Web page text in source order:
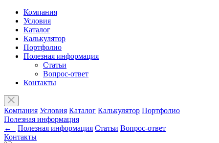
Компания
Условия
Каталог
Калькулятор
Портфолио
Полезная информация
Статьи
Вопрос-ответ
Контакты
Компания Условия Каталог Калькулятор Портфолио
Полезная информация
←
Полезная информация Статьи Вопрос-ответ
Контакты